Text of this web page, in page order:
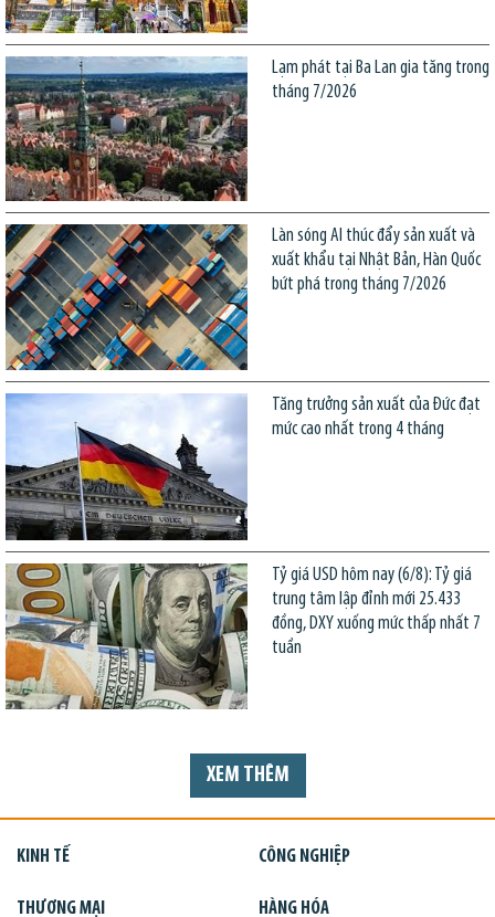
Lạm phát tại Ba Lan gia tăng trong
tháng 7/2026
Làn sóng AI thúc đẩy sản xuất và
xuất khẩu tại Nhật Bản, Hàn Quốc
bứt phá trong tháng 7/2026
Tăng trưởng sản xuất của Đức đạt
mức cao nhất trong 4 tháng
Tỷ giá USD hôm nay (6/8): Tỷ giá
trung tâm lập đỉnh mới 25.433
đồng, DXY xuống mức thấp nhất 7
tuần
XEM THÊM
KINH TẾ CÔNG NGHIỆP
THƯƠNG MẠI HÀNG HÓA